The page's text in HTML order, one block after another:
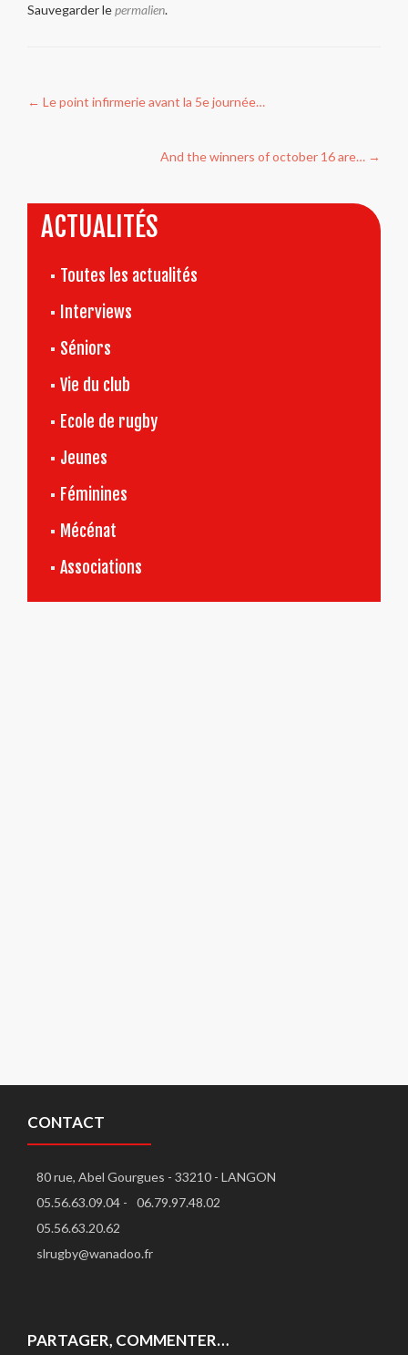
Sauvegarder lepermalien.
de
← Le point infirmerie avant la 5e journée…
And the winners of october 16 are… →
ACTUALITÉS
Toutes les actualités
Interviews
Séniors
Vie du club
Ecole de rugby
Jeunes
Féminines
Mécénat
Associations
CONTACT
80 rue, Abel Gourgues - 33210 - LANGON
05.56.63.09.04 -
06.79.97.48.02
05.56.63.20.62
slrugby@wanadoo.fr
PARTAGER, COMMENTER…